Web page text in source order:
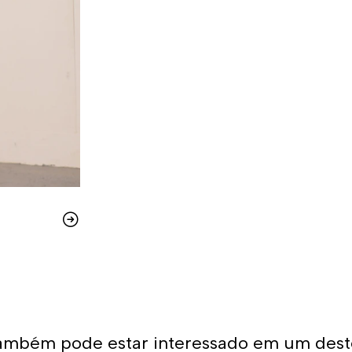
pode estar interessado em um